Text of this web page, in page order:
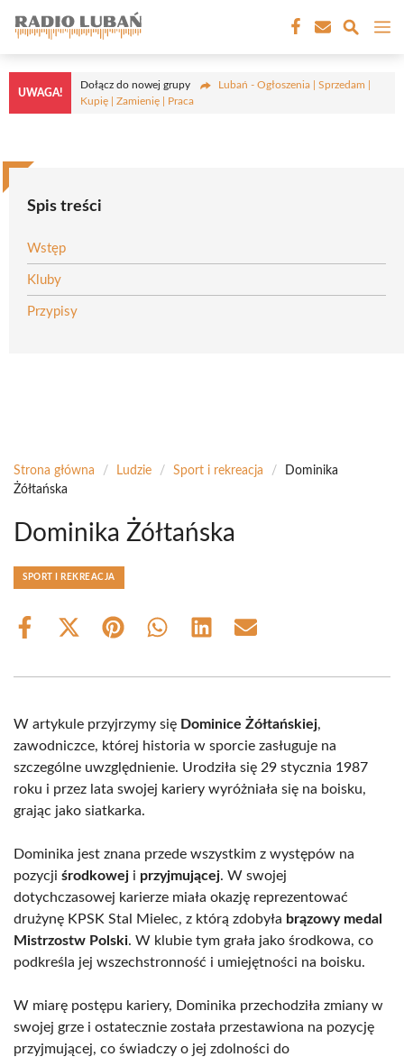
treści
UWAGA!
Dołącz do nowej grupy
Lubań - Ogłoszenia | Sprzedam |
Kupię | Zamienię | Praca
Spis treści
Wstęp
Kluby
Przypisy
Strona główna / Ludzie / Sport i rekreacja /
Dominika
Żółtańska
Dominika Żółtańska
SPORT I REKREACJA
Share
Share
(Twitter)
Share Share Share Share
W artykule przyjrzymy się Dominice Żółtańskiej,
zawodniczce, której historia w sporcie zasługuje na
szczególne uwzględnienie. Urodziła się 29 stycznia 1987
roku i przez lata swojej kariery wyróżniała się na boisku,
grając jako siatkarka.
Dominika jest znana przede wszystkim z występów na
pozycji środkowej i przyjmującej. W swojej
dotychczasowej karierze miała okazję reprezentować
drużynę KPSK Stal Mielec, z którą zdobyła brązowy medal
Mistrzostw Polski. W klubie tym grała jako środkowa, co
podkreśla jej wszechstronność i umiejętności na boisku.
W miarę postępu kariery, Dominika przechodziła zmiany w
swojej grze i ostatecznie została przestawiona na pozycję
przyjmującej, co świadczy o jej zdolności do